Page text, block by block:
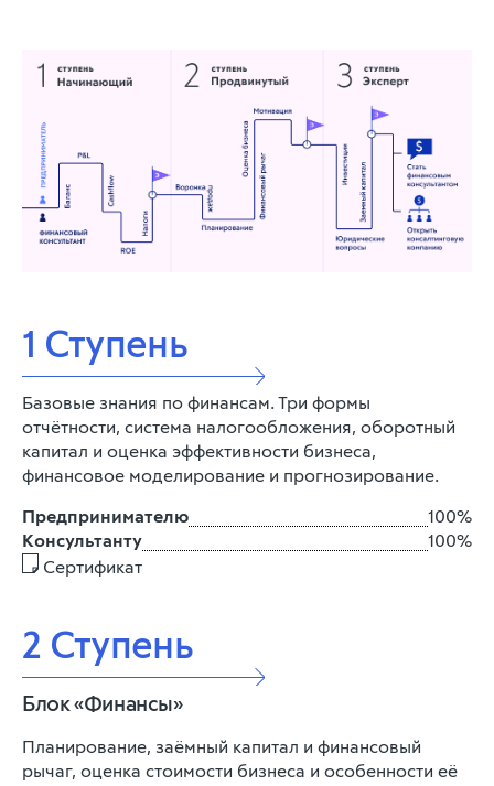
1 Ступень
Базовые знания по финансам. Три формы
отчётности, система налогообложения, оборотный
капитал и оценка эффективности бизнеса,
финансовое моделирование и прогнозирование.
Предпринимателю
100%
Консультанту
100%
Сертификат
2 Ступень
Блок «Финансы»
Планирование, заёмный капитал и финансовый
рычаг, оценка стоимости бизнеса и особенности её